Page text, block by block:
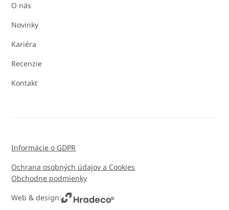
O nás
Novinky
Kariéra
Recenzie
Kontakt
Informácie o GDPR
Ochrana osobných údajov a Cookies
Obchodne podmienky
Web & design: